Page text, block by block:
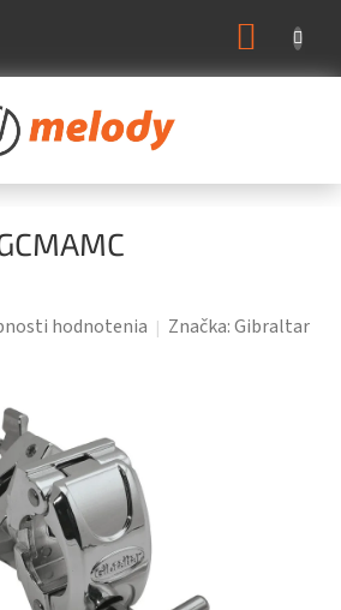
hodnotenia Značka:Gibraltar